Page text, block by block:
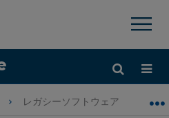
×
/折りたたむ
レガシーソフトウェア レ